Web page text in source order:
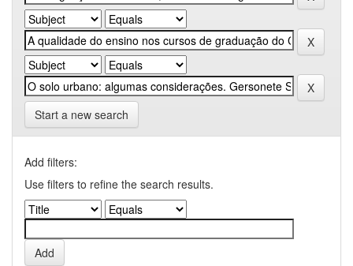
Start a new search
Add filters:
Use filters to refine the search results.